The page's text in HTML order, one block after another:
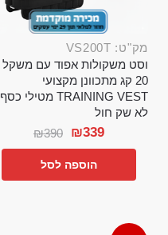
מק"ט: VS200T
וסט משקולות אפוד עם משקל
20 קג מתכוונן מקצועי
TRAINING VEST מטילי כסף
לא שק חול
₪390 ₪339
הוספה לסל